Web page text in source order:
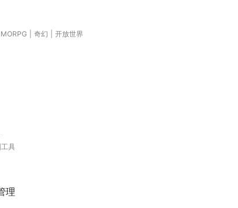
奇幻
开放世界
具
理